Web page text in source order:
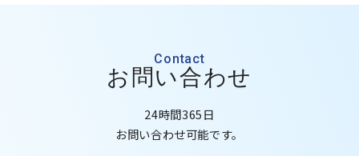
お問い合わせ
Contact
24時間365日
お問い合わせ可能です。